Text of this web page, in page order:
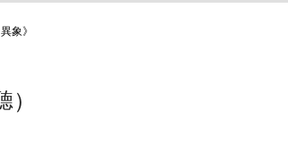
象》